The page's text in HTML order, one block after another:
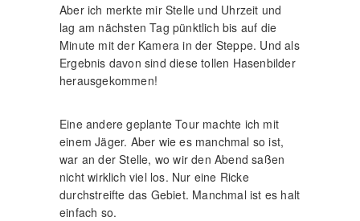
Aber ich merkte mir Stelle und Uhrzeit und
lag am nächsten Tag pünktlich bis auf die
Minute mit der Kamera in der Steppe. Und als
Ergebnis davon sind diese tollen Hasenbilder
herausgekommen!
Eine andere geplante Tour machte ich mit
einem Jäger. Aber wie es manchmal so ist,
war an der Stelle, wo wir den Abend saßen
nicht wirklich viel los. Nur eine Ricke
durchstreifte das Gebiet. Manchmal ist es halt
einfach so.